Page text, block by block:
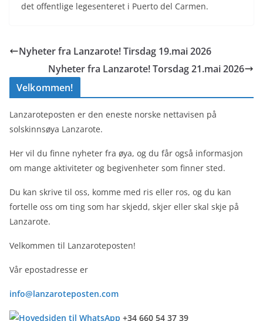
det offentlige legesenteret i Puerto del Carmen.
Nyheter fra Lanzarote! Tirsdag 19.mai 2026
Nyheter fra Lanzarote! Torsdag 21.mai 2026
Velkommen!
Lanzaroteposten er den eneste norske nettavisen på
solskinnsøya Lanzarote.
Her vil du finne nyheter fra øya, og du får også informasjon
om mange aktiviteter og begivenheter som finner sted.
Du kan skrive til oss, komme med ris eller ros, og du kan
fortelle oss om ting som har skjedd, skjer eller skal skje på
Lanzarote.
Velkommen til Lanzaroteposten!
Vår epostadresse er
info@lanzaroteposten.com
+34 660 54 37 39